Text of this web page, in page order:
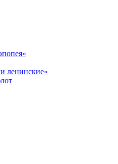
ленинские»